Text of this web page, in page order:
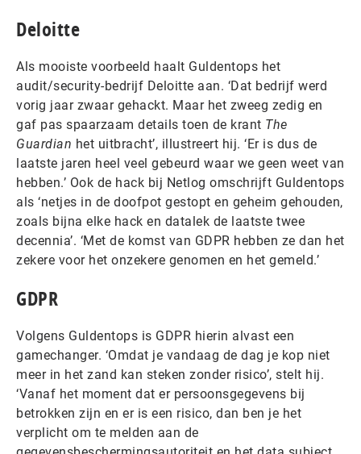
Deloitte
Als mooiste voorbeeld haalt Guldentops het
audit/security-bedrijf Deloitte aan. ‘Dat bedrijf werd
vorig jaar zwaar gehackt. Maar het zweeg zedig en
gaf pas spaarzaam details toen de krant The
Guardian het uitbracht’, illustreert hij. ‘Er is dus de
laatste jaren heel veel gebeurd waar we geen weet van
hebben.’ Ook de hack bij Netlog omschrijft Guldentops
als ‘netjes in de doofpot gestopt en geheim gehouden,
zoals bijna elke hack en datalek de laatste twee
decennia’. ‘Met de komst van GDPR hebben ze dan het
zekere voor het onzekere genomen en het gemeld.’
GDPR
Volgens Guldentops is GDPR hierin alvast een
gamechanger. ‘Omdat je vandaag de dag je kop niet
meer in het zand kan steken zonder risico’, stelt hij.
‘Vanaf het moment dat er persoonsgegevens bij
betrokken zijn en er is een risico, dan ben je het
verplicht om te melden aan de